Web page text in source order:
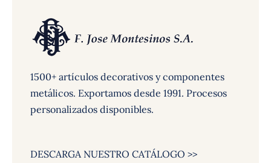
1500+ artículos decorativos y componentes
metálicos. Exportamos desde 1991. Procesos
personalizados disponibles.
DESCARGA NUESTRO CATÁLOGO >>